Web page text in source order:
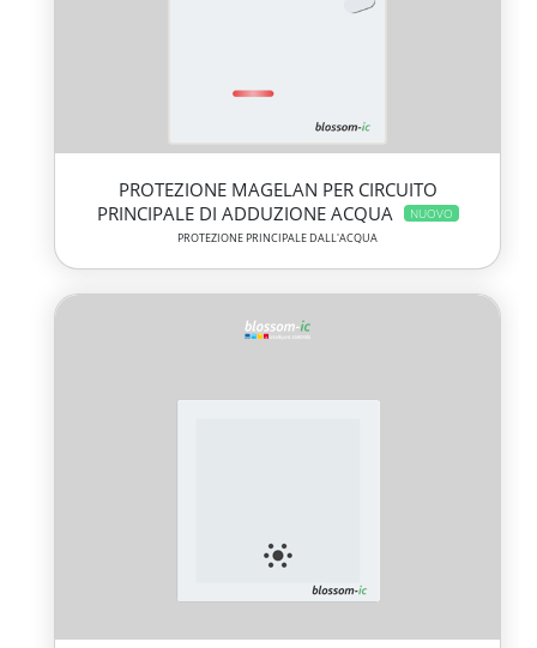
PROTEZIONE MAGELAN PER CIRCUITO
PRINCIPALE DI ADDUZIONE ACQUA
NUOVO
PROTEZIONE PRINCIPALE DALL'ACQUA